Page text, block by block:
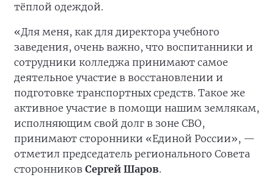
тёплой одеждой.
«Для меня, как для директора учебного
заведения, очень важно, что воспитанники и
сотрудники колледжа принимают самое
деятельное участие в восстановлении и
подготовке транспортных средств. Такое же
активное участие в помощи нашим землякам,
исполняющим свой долг в зоне СВО,
принимают сторонники «Единой России», —
отметил председатель регионального Совета
сторонников Сергей Шаров.